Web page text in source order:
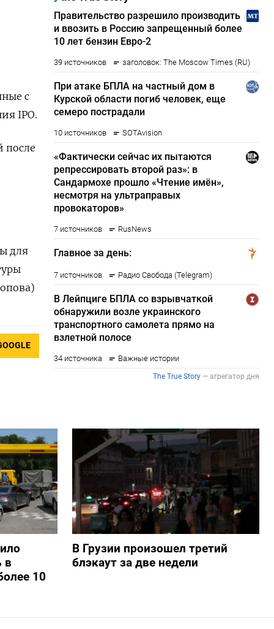
с
IPO.
после
для
в
10
В Грузии произошел третий
блэкаут за две недели